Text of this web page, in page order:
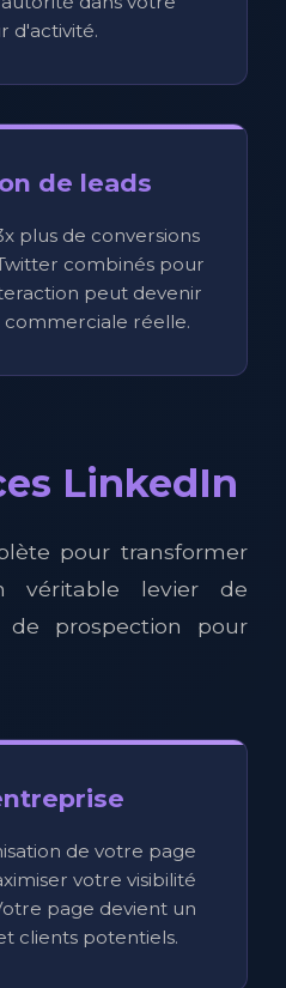
d'activité.
de leads
plus de conversions
combinés pour
peut devenir
réelle.
LinkedIn
pour transformer
véritable levier de
de prospection pour
de votre page
votre visibilité
page devient un
clients potentiels.